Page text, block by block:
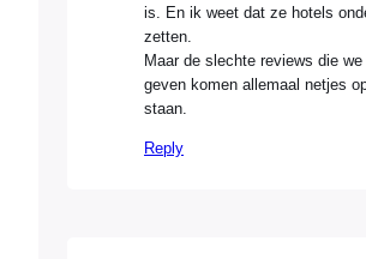
is. En ik weet dat ze hotels
zetten.
Maar de slechte reviews die
geven komen allemaal netjes
staan.
Reply